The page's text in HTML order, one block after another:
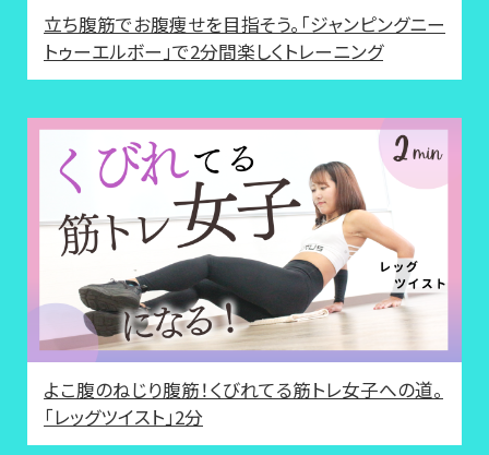
立ち腹筋でお腹痩せを目指そう。「ジャンピングニー
トゥーエルボー」で2分間楽しくトレーニング
よこ腹のねじり腹筋！くびれてる筋トレ女子への道。
「レッグツイスト」2分